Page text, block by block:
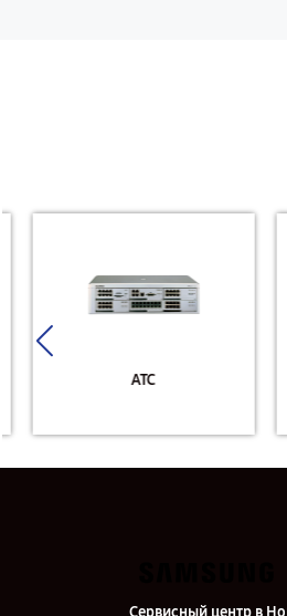
АТС
Сервисный центр в